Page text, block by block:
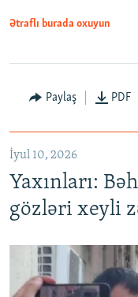
Ətraflı burada oxuyun
Paylaş PDF
İyul 10, 2026
Yaxınları:
gözləri xeyli